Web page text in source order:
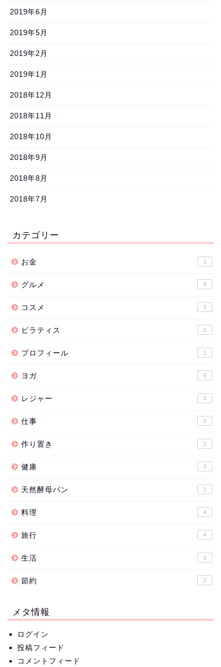
2019年6月
2019年5月
2019年2月
2019年1月
2018年12月
2018年11月
2018年10月
2018年9月
2018年8月
2018年7月
カテゴリー
お金 1
グルメ 9
コスメ 2
ピラティス 1
プロフィール 1
ヨガ 5
レジャー 3
仕事 2
作り置き 1
健康 3
天然酵母パン 1
料理 4
旅行 4
生活 3
節約 2
メタ情報
ログイン
投稿フィード
コメントフィード